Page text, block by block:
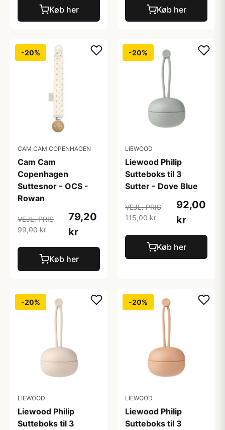
Køb her Køb her
-20%
CAM CAM COPENHAGEN
Cam Cam
Copenhagen
Suttesnor - OCS -
Rowan
VEJL. PRIS
99,00 kr
79,20
kr
Køb her
-20%
LIEWOOD
Liewood Philip
Sutteboks til 3
Sutter - Dove Blue
VEJL. PRIS
115,00 kr
92,00
kr
Køb her
-20%
LIEWOOD
Liewood Philip
Sutteboks til 3
-20%
LIEWOOD
Liewood Philip
Sutteboks til 3